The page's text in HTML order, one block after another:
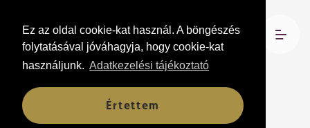
Ez az oldal cookie-kat használ. A böngészés
folytatásával jóváhagyja, hogy cookie-kat
használjunk. Adatkezelési tájékoztató
Értettem